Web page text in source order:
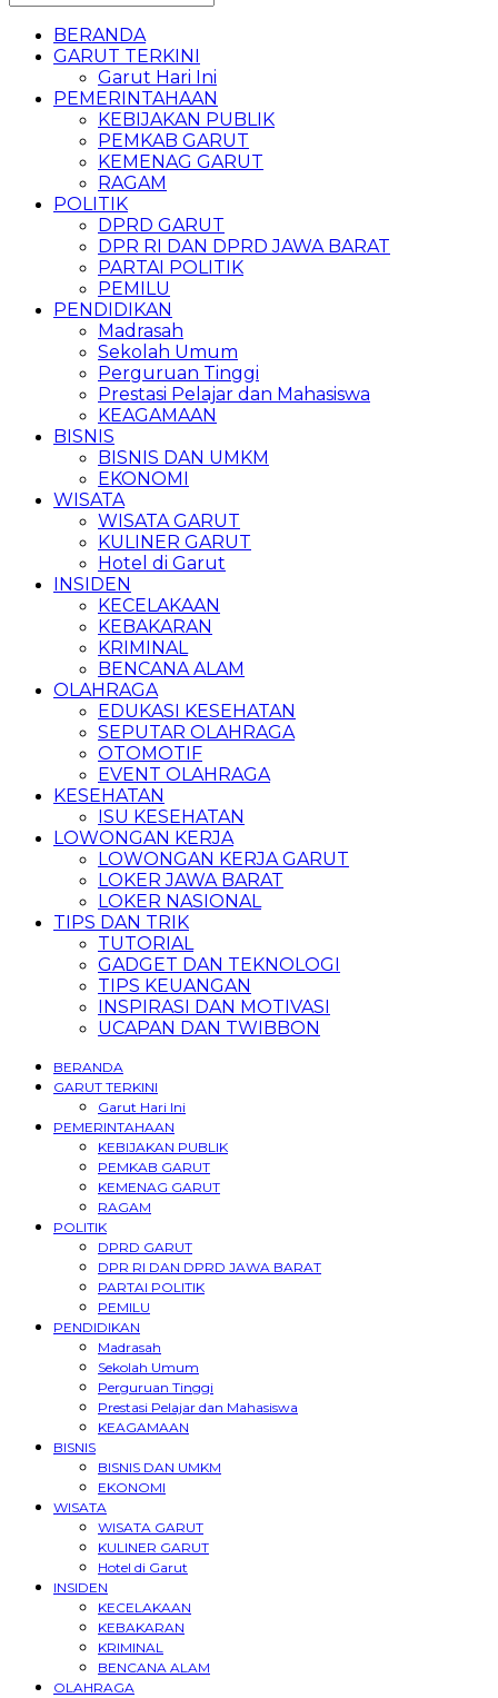
BERANDA
GARUT TERKINI
Garut Hari Ini
PEMERINTAHAAN
KEBIJAKAN PUBLIK
PEMKAB GARUT
KEMENAG GARUT
RAGAM
POLITIK
DPRD GARUT
DPR RI DAN DPRD JAWA BARAT
PARTAI POLITIK
PEMILU
PENDIDIKAN
Madrasah
Sekolah Umum
Perguruan Tinggi
Prestasi Pelajar dan Mahasiswa
KEAGAMAAN
BISNIS
BISNIS DAN UMKM
EKONOMI
WISATA
WISATA GARUT
KULINER GARUT
Hotel di Garut
INSIDEN
KECELAKAAN
KEBAKARAN
KRIMINAL
BENCANA ALAM
OLAHRAGA
EDUKASI KESEHATAN
SEPUTAR OLAHRAGA
OTOMOTIF
EVENT OLAHRAGA
KESEHATAN
ISU KESEHATAN
LOWONGAN KERJA
LOWONGAN KERJA GARUT
LOKER JAWA BARAT
LOKER NASIONAL
TIPS DAN TRIK
TUTORIAL
GADGET DAN TEKNOLOGI
TIPS KEUANGAN
INSPIRASI DAN MOTIVASI
UCAPAN DAN TWIBBON
BERANDA
GARUT TERKINI
Garut Hari Ini
PEMERINTAHAAN
KEBIJAKAN PUBLIK
PEMKAB GARUT
KEMENAG GARUT
RAGAM
POLITIK
DPRD GARUT
DPR RI DAN DPRD JAWA BARAT
PARTAI POLITIK
PEMILU
PENDIDIKAN
Madrasah
Sekolah Umum
Perguruan Tinggi
Prestasi Pelajar dan Mahasiswa
KEAGAMAAN
BISNIS
BISNIS DAN UMKM
EKONOMI
WISATA
WISATA GARUT
KULINER GARUT
Hotel di Garut
INSIDEN
KECELAKAAN
KEBAKARAN
KRIMINAL
BENCANA ALAM
OLAHRAGA